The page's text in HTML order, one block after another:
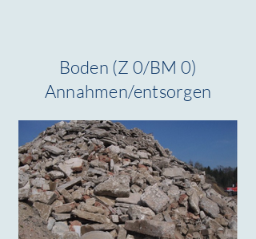
Boden (Z 0/BM 0)
Annahmen/entsorgen